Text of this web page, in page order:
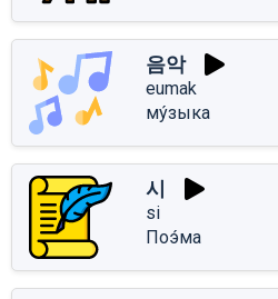
음악
eumak
му́зыка
시
si
Поэ́ма